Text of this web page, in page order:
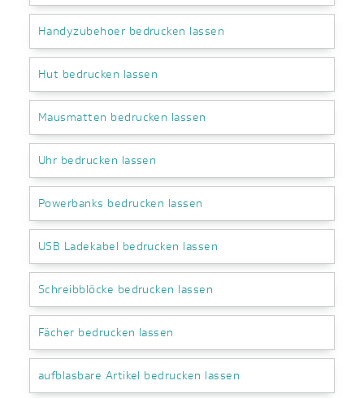
Handyzubehoer bedrucken lassen
Hut bedrucken lassen
Mausmatten bedrucken lassen
Uhr bedrucken lassen
Powerbanks bedrucken lassen
USB Ladekabel bedrucken lassen
Schreibblöcke bedrucken lassen
Fächer bedrucken lassen
aufblasbare Artikel bedrucken lassen